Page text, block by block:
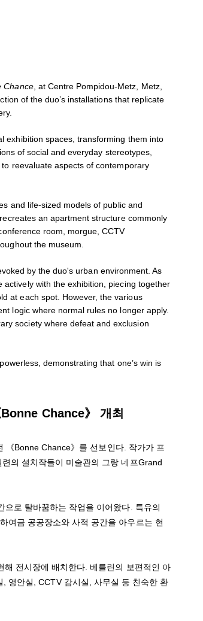
Chance, at Centre Pompidou-Metz, Metz,
of the duo’s installations that replicate
exhibition spaces, transforming them into
of social and everyday stereotypes,
reevaluate aspects of contemporary
and life-sized models of public and
an apartment structure commonly
room, morgue, CCTV
the museum.
by the duo's urban environment. As
with the exhibition, piecing together
at each spot. However, the various
logic where normal rules no longer apply.
society where defeat and exclusion
demonstrating that one’s win is
Chance》 개최
《Bonne Chance》를 선보인다. 작가가 프
의 설치작들이 미술관의 그랑 네프Grand
로 탈바꿈하는 작업을 이어왔다. 특유의
여금 공공장소와 사적 공간을 아우르는 현
전시장에 배치한다. 베를린의 보편적인 아
영안실, CCTV 감시실, 사무실 등 친숙한 환